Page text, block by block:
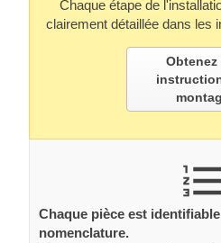
Chaque étape de
clairement détaillée dans les
Obtenez
Chaque pièce est
nomenclature.